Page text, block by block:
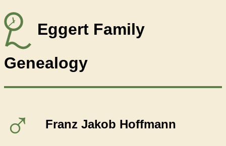
Eggert Family
Genealogy
♂ Franz Jakob Hoffmann